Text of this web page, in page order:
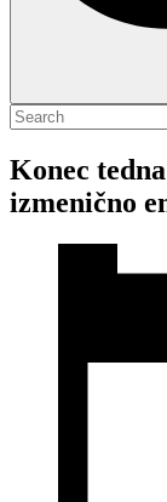
Konec
izmenično